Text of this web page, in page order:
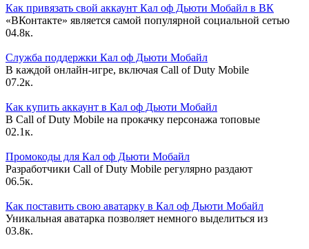
Как привязать свой аккаунт Кал оф Дьюти Мобайл в ВК
«ВКонтакте» является самой популярной социальной сетью
04.8к.
Служба поддержки Кал оф Дьюти Мобайл
В каждой онлайн-игре, включая Call of Duty Mobile
07.2к.
Как купить аккаунт в Кал оф Дьюти Мобайл
В Call of Duty Mobile на прокачку персонажа топовые
02.1к.
Промокоды для Кал оф Дьюти Мобайл
Разработчики Call of Duty Mobile регулярно раздают
06.5к.
Как поставить свою аватарку в Кал оф Дьюти Мобайл
Уникальная аватарка позволяет немного выделиться из
03.8к.